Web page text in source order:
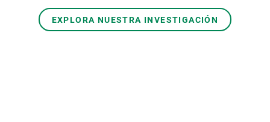
EXPLORA NUESTRA INVESTIGACIÓN